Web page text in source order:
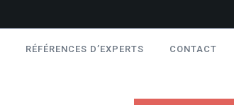
RÉFÉRENCES D’EXPERTS CONTACT